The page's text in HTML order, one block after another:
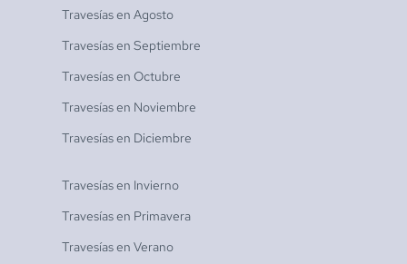
Travesías en Agosto
Travesías en Septiembre
Travesías en Octubre
Travesías en Noviembre
Travesías en Diciembre
Travesías en Invierno
Travesías en Primavera
Travesías en Verano